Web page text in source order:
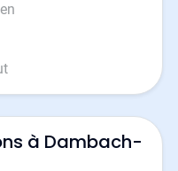
à Dambach-